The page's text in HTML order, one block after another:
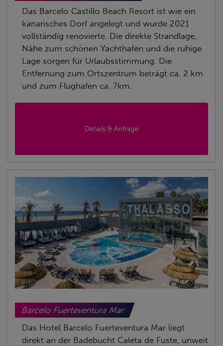
Das Barcelo Castillo Beach Resort ist wie ein
kanarisches Dorf angelegt und wurde 2021
vollständig renovierte. Die direkte Strandlage,
Nähe zum schönen Yachthafen und die ruhige
Lage sorgen für Urlaubsstimmung. Die
Entfernung zum Ortszentrum beträgt ca. 2 km
und zum Flughafen ca. 7km.
Details & Anfrage
Barcelo Fuerteventura Mar
Das Hotel Barcelo Fuerteventura Mar liegt
direkt an der Badebucht Caleta de Fuste, unweit